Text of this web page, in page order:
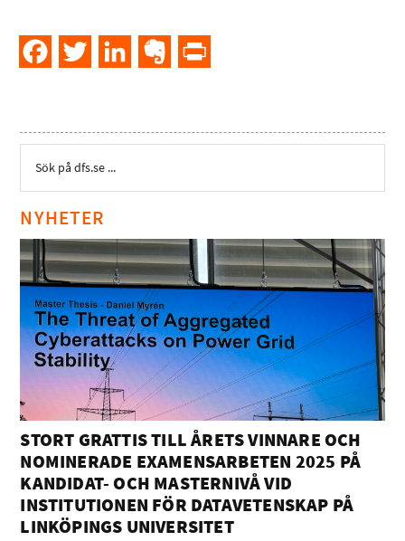
FacebookTwitter LinkedInEvernote
NYHETER
STORT GRATTIS TILL ÅRETS VINNARE OCH
NOMINERADE EXAMENSARBETEN 2025 PÅ
KANDIDAT- OCH MASTERNIVÅ VID
INSTITUTIONEN FÖR DATAVETENSKAP PÅ
LINKÖPINGS UNIVERSITET